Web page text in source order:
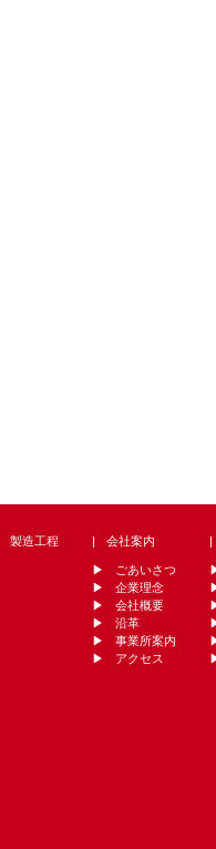
製造工程 会社案内
ごあいさつ
企業理念
会社概要
沿革
事業所案内
アクセス